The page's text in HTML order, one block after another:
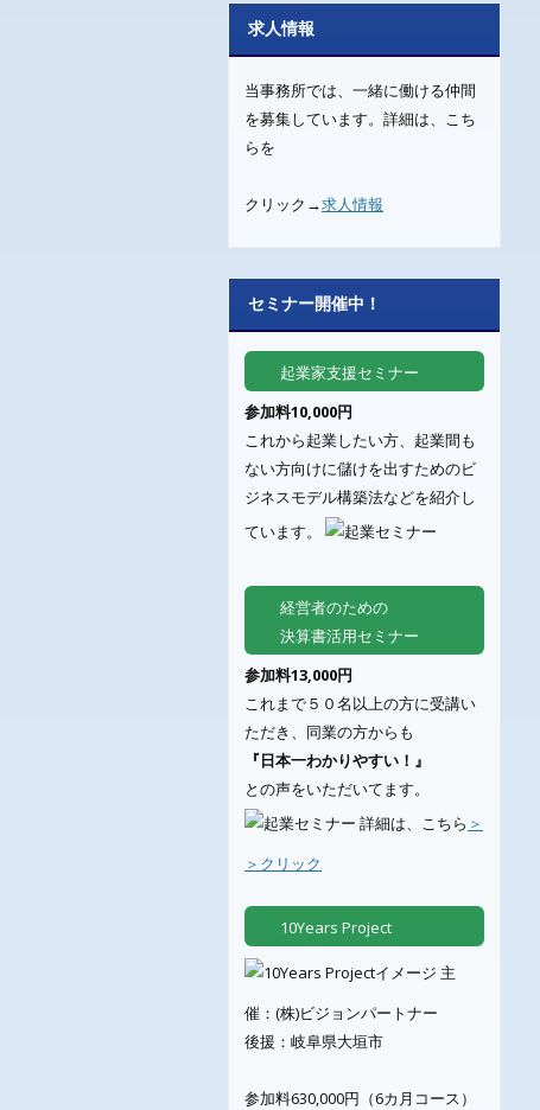
求人情報
当事務所では、一緒に働ける仲間
を募集しています。詳細は、こち
らを
クリック→求人情報
セミナー開催中！
起業家支援セミナー
参加料10,000円
これから起業したい方、起業間も
ない方向けに儲けを出すためのビ
ジネスモデル構築法などを紹介し
ています。
経営者のための
決算書活用セミナー
参加料13,000円
これまで５０名以上の方に受講い
ただき、同業の方からも
『日本一わかりやすい！』
との声をいただいてます。
詳細は、こちら ＞
＞クリック
10Years Project
主
催：(株)ビジョンパートナー
後援：岐阜県大垣市
参加料630,000円（6カ月コース）